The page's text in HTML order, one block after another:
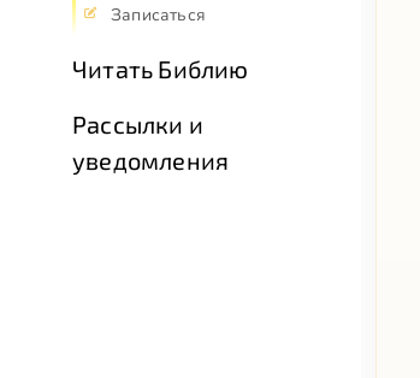
Записаться
Читать Библию
Рассылки и
уведомления